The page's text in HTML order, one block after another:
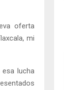
oferta
mi
lucha